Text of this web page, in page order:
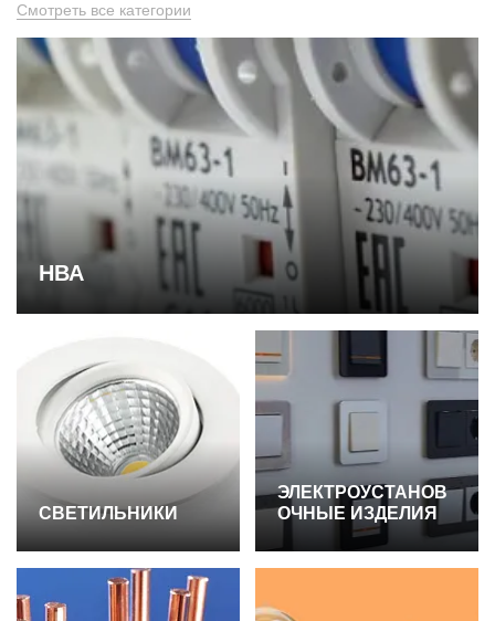
Смотреть все категории
НВА
СВЕТИЛЬНИКИ
ЭЛЕКТРОУСТАНОВ
ОЧНЫЕ ИЗДЕЛИЯ